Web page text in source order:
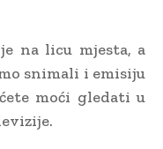
na licu mjesta, a
snimali i emisiju
moći gledati u